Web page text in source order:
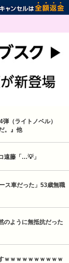
（ライトノベル）
。』他
遠藤「…💡」
ス車だった」53歳無職
のように無抵抗だった
ｗｗｗｗｗｗｗｗｗｗ